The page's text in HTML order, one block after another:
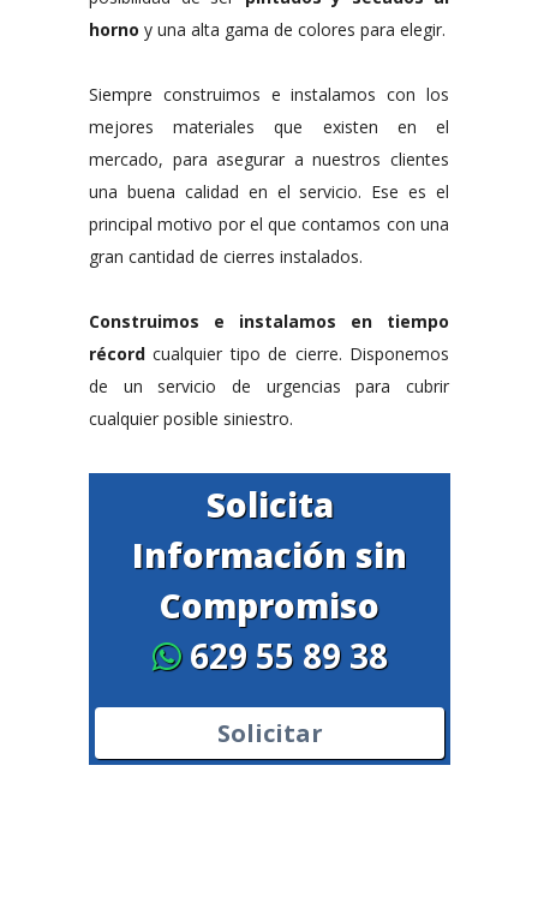
horno y una alta gama de colores para elegir.
Siempre construimos e instalamos con los
mejores materiales que existen en el
mercado, para asegurar a nuestros clientes
una buena calidad en el servicio. Ese es el
principal motivo por el que contamos con una
gran cantidad de cierres instalados.
Construimos e instalamos en tiempo
récordcualquier tipo de cierre. Disponemos
de un servicio de urgencias para cubrir
cualquier posible siniestro.
Solicita
Información sin
Compromiso
629 55 89 38
Solicitar